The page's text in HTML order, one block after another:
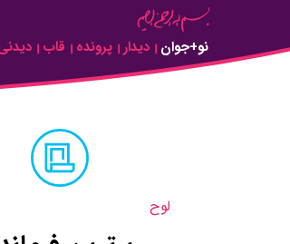
Skip to Main Content
نو+جوان دیدار پرونده قاب
لوح